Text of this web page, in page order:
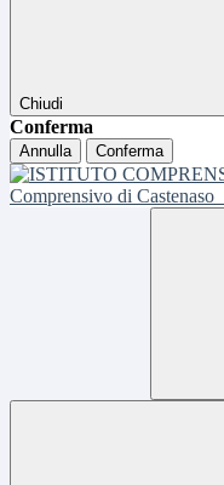
Chiudi
Conferma
Annulla Conferma
Comprensivo di Castenaso